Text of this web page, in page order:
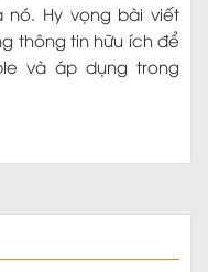
Hy vọng bài viết
thông tin hữu ích để
và áp dụng trong